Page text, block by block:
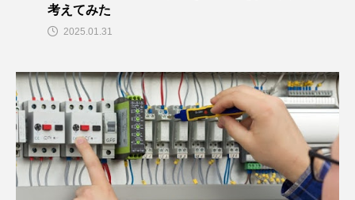
考えてみた
2025.01.31